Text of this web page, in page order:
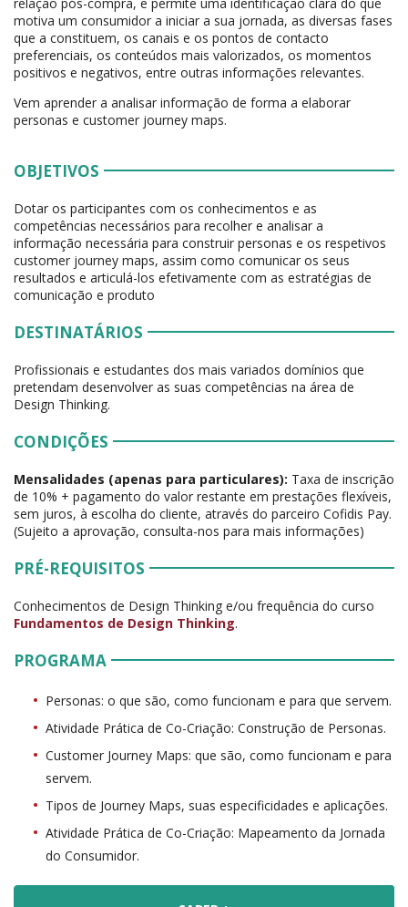
motiva um consumidor a iniciar a sua jornada, as diversas fases
que a constituem, os canais e os pontos de contacto
preferenciais, os conteúdos mais valorizados, os momentos
positivos e negativos, entre outras informações relevantes.
Vem aprender a analisar informação de forma a elaborar
personas e customer journey maps.
OBJETIVOS
Dotar os participantes com os conhecimentos e as
competências necessários para recolher e analisar a
informação necessária para construir personas e os respetivos
customer journey maps, assim como comunicar os seus
resultados e articulá-los efetivamente com as estratégias de
comunicação e produto
DESTINATÁRIOS
Profissionais e estudantes dos mais variados domínios que
pretendam desenvolver as suas competências na área de
Design Thinking.
CONDIÇÕES
Mensalidades (apenas para particulares): Taxa de inscrição
de 10% + pagamento do valor restante em prestações flexíveis,
sem juros, à escolha do cliente, através do parceiro Cofidis Pay.
(Sujeito a aprovação, consulta-nos para mais informações)
PRÉ-REQUISITOS
Conhecimentos de Design Thinking e/ou frequência do curso
Fundamentos de Design Thinking.
PROGRAMA
Personas: o que são, como funcionam e para que servem.
Atividade Prática de Co-Criação: Construção de Personas.
Customer Journey Maps: que são, como funcionam e para
servem.
Tipos de Journey Maps, suas especificidades e aplicações.
Atividade Prática de Co-Criação: Mapeamento da Jornada
do Consumidor.